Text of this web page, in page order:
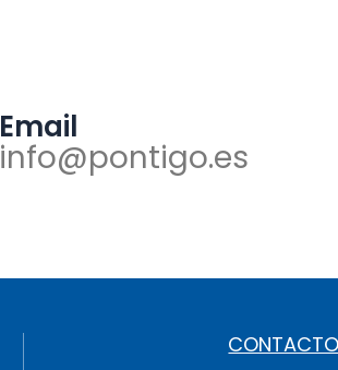
Email
info@pontigo.es
CONTACTO